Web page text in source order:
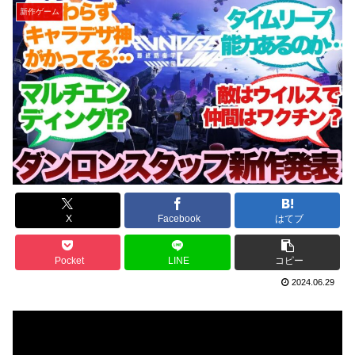
新作ゲーム
X Facebook はてブ
Pocket LINE コピー
2024.06.29